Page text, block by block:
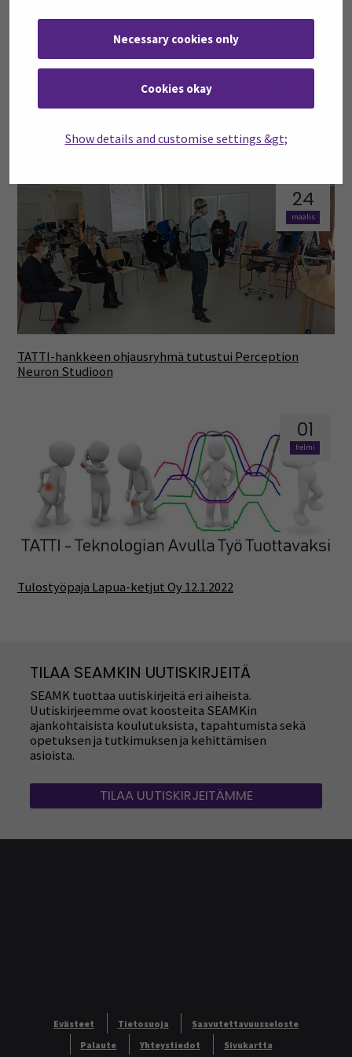
Necessary cookies only
Cookies okay
Show details and customise settings &gt;
TATTI -hankkeen 1. toimialan tulostyöpaja
24
maalis
TATTI-hankkeen ohjausryhmä tutustui Perception
Neuron Studioon
01
helmi
Tulostyöpaja Lapua-ketjut Oy 12.1.2022
TILAA SEAMKIN UUTISKIRJEITÄ
SEAMK tuottaa uutiskirjeitä eri aiheista.
Uutiskirjeemme ovat koosteita SEAMKin
ajankohtaisista koulutuksista, tapahtumista sekä
opetuksen ja tutkimuksen ja kehittämisen
asioista.
TILAA UUTISKIRJEITÄMME
Evästeet Tietosuoja
Saavutettavuusseloste
Palaute
Yhteystiedot Sivukartta